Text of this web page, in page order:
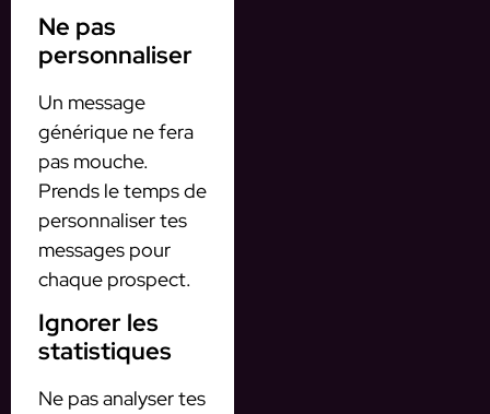
Ne pas
personnaliser
Un message
générique ne fera
pas mouche.
Prends le temps de
personnaliser tes
messages pour
chaque prospect.
Ignorer les
statistiques
Ne pas analyser tes